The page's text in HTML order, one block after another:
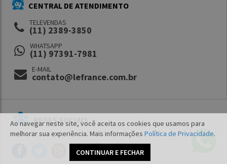
Ao navegar neste site, você aceita os cookies que usamos para
melhorar sua experiência. Mais informações Política de Privacidade.
CONTINUAR E FECHAR
CENTRAL DE ATENDIMENTO
TELEVENDAS
(11) 2389-3850
WHATSAPP
(11) 97391-7981
E-MAIL
contato@lefrance.com.br
REDES SOCIAIS